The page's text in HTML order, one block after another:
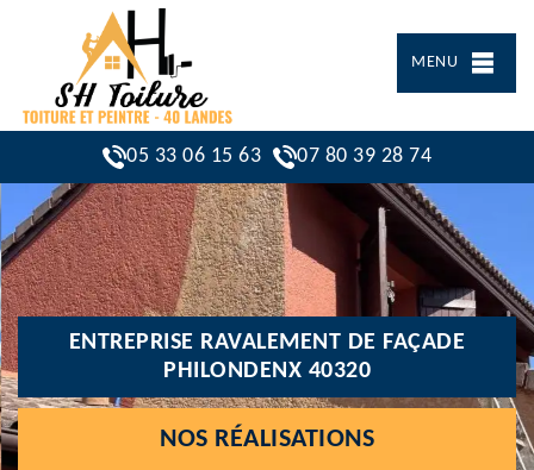
MENU
05 33 06 15 63 07 80 39 28 74
ENTREPRISE RAVALEMENT DE FAÇADE
PHILONDENX 40320
NOS RÉALISATIONS